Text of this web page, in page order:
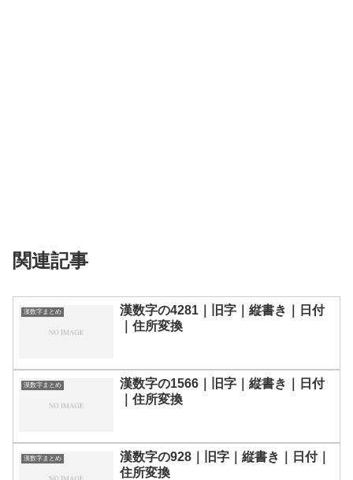
関連記事
漢数字まとめ
漢数字の4281｜旧字｜縦書き｜日付
｜住所変換
漢数字まとめ
漢数字の1566｜旧字｜縦書き｜日付
｜住所変換
漢数字まとめ
漢数字の928｜旧字｜縦書き｜日付｜
住所変換